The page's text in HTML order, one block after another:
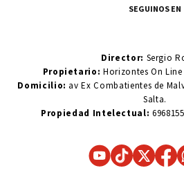
SEGUINOS EN
Director: Sergio
Propietario:Horizontes On
Domicilio: av Ex Combatientes de
Salta.
Propiedad Intelectual: